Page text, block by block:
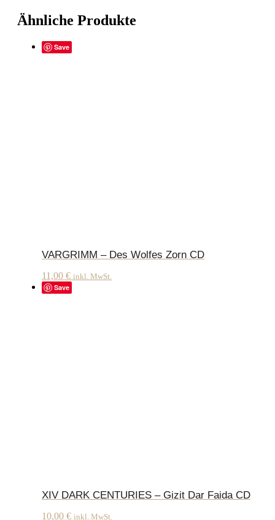
Ähnliche Produkte
Save
VARGRIMM – Des Wolfes Zorn CD
11,00 € inkl. MwSt.
Save
XIV DARK CENTURIES – Gizit Dar Faida CD
10,00 € inkl. MwSt.